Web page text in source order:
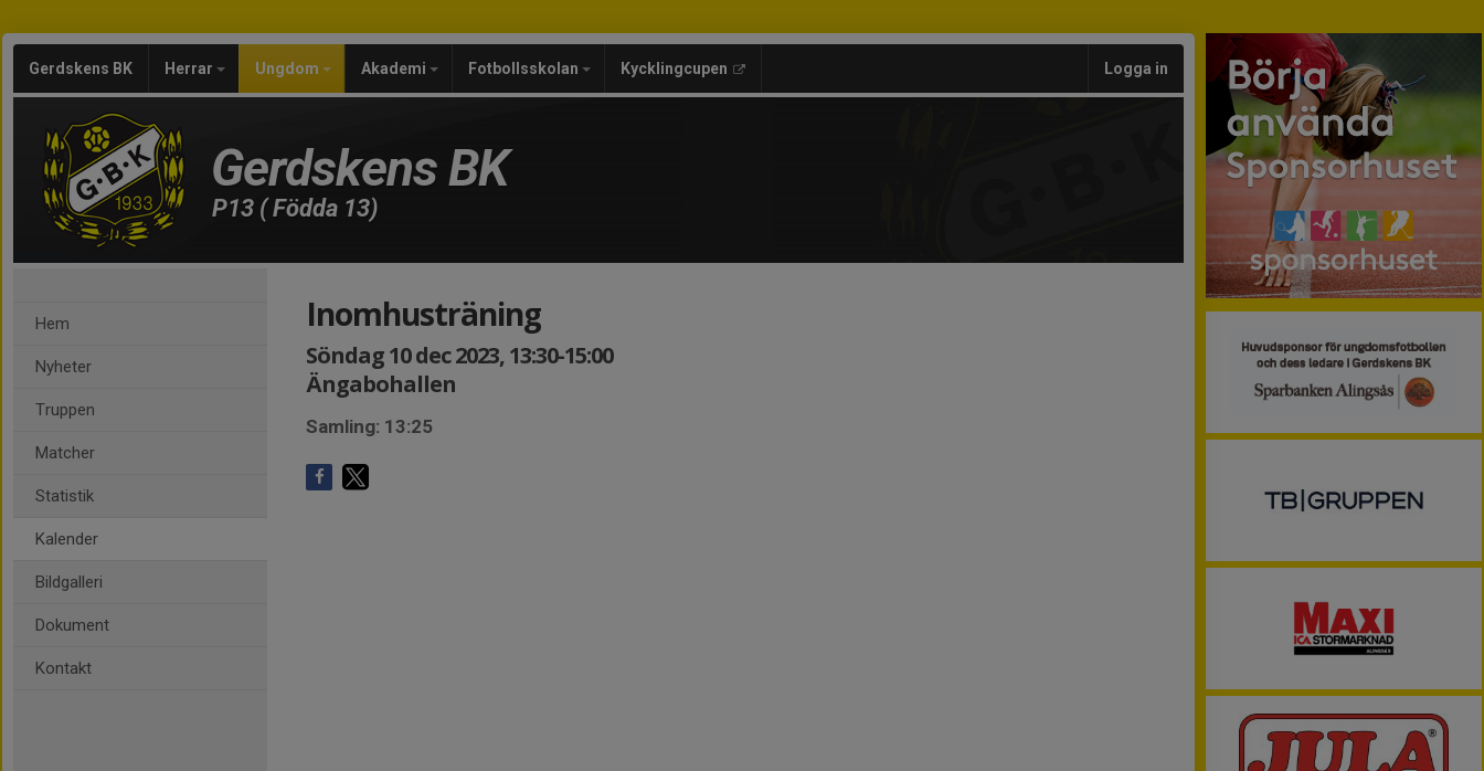
Gerdskens BK Herrar Ungdom Akademi Fotbollsskolan Kycklingcupen Logga in
Gerdskens BK
P13 ( Födda 13)
Hem
Nyheter
Truppen
Matcher
Statistik
Kalender
Bildgalleri
Dokument
Kontakt
Inomhusträning
Söndag 10 dec 2023, 13:30-15:00
Ängabohallen
Samling: 13:25